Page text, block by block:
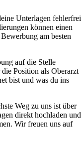
Unterlagen fehlerfrei
können einen
am besten
auf die Stelle
Position als Oberarzt
bist und was du ins
Weg zu uns ist über
direkt hochladen und
Wir freuen uns auf